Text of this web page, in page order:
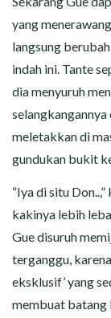
yang
langsung
indah ini. Tante
dia menyuruh
selangkangannya
meletakkan di
gundukan bukit
“Iya di situ
kakinya lebih
Gue disuruh
terganggu,
eksklusif’ yang
membuat batang